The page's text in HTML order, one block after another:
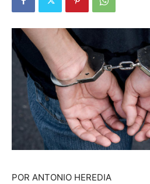
POR ANTONIO HEREDIA